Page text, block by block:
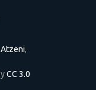
,
CC 3.0